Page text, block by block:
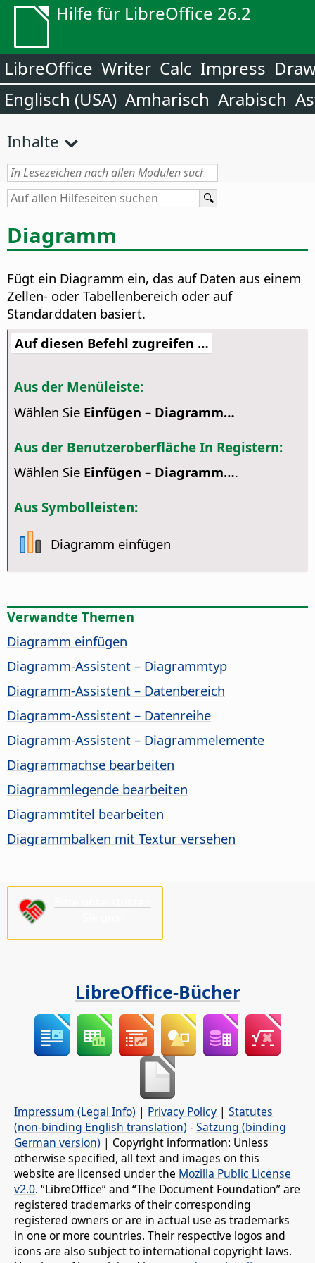
Hilfe für LibreOffice 26.2
LibreOffice Writer Calc Impress
Englisch (USA) Amharisch Arabisch
Inhalte
Diagramm
Fügt ein Diagramm ein, das auf Daten aus einem
Zellen- oder Tabellenbereich oder auf
Standarddaten basiert.
Auf diesen Befehl zugreifen …
Aus der Menüleiste:
Wählen Sie Einfügen – Diagramm…
Aus der Benutzeroberfläche In Registern:
Wählen Sie Einfügen – Diagramm….
Aus Symbolleisten:
Diagramm einfügen
Verwandte Themen
Diagramm einfügen
Diagramm-Assistent – Diagrammtyp
Diagramm-Assistent – Datenbereich
Diagramm-Assistent – Datenreihe
Diagramm-Assistent – Diagrammelemente
Diagrammachse bearbeiten
Diagrammlegende bearbeiten
Diagrammtitel bearbeiten
Diagrammbalken mit Textur versehen
LibreOffice-Bücher
Impressum (Legal Info) | Privacy Policy | Statutes
(non-binding English translation) -Satzung (binding
German version) | Copyright information: Unless
otherwise specified, all text and images on this
website are licensed under the Mozilla Public License
v2.0. “LibreOffice” and “The Document Foundation” are
registered trademarks of their corresponding
registered owners or are in actual use as trademarks
in one or more countries. Their respective logos and
icons are also subject to international copyright laws.